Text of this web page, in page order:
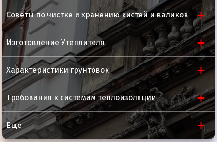
Советы по чистке и хранению кистей и валиков
Изготовление Утеплителя
Характеристики грунтовок
Требования к системам теплоизоляции
Еще